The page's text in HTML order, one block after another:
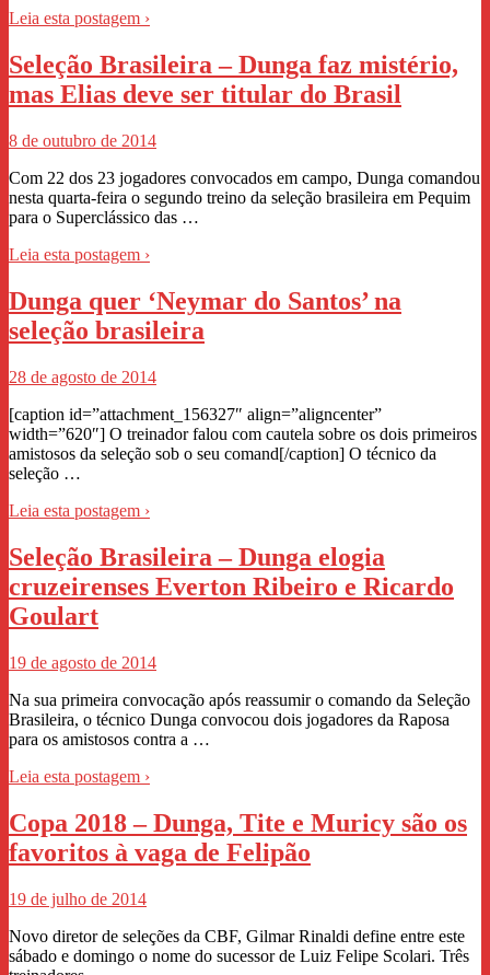
Leia esta postagem ›
Seleção Brasileira – Dunga faz mistério,
mas Elias deve ser titular do Brasil
8 de outubro de 2014
Com 22 dos 23 jogadores convocados em campo, Dunga comandou
nesta quarta-feira o segundo treino da seleção brasileira em Pequim
para o Superclássico das …
Leia esta postagem ›
Dunga quer ‘Neymar do Santos’ na
seleção brasileira
28 de agosto de 2014
[caption id=”attachment_156327″ align=”aligncenter”
width=”620″] O treinador falou com cautela sobre os dois primeiros
amistosos da seleção sob o seu comand[/caption] O técnico da
seleção …
Leia esta postagem ›
Seleção Brasileira – Dunga elogia
cruzeirenses Everton Ribeiro e Ricardo
Goulart
19 de agosto de 2014
Na sua primeira convocação após reassumir o comando da Seleção
Brasileira, o técnico Dunga convocou dois jogadores da Raposa
para os amistosos contra a …
Leia esta postagem ›
Copa 2018 – Dunga, Tite e Muricy são os
favoritos à vaga de Felipão
19 de julho de 2014
Novo diretor de seleções da CBF, Gilmar Rinaldi define entre este
sábado e domingo o nome do sucessor de Luiz Felipe Scolari. Três